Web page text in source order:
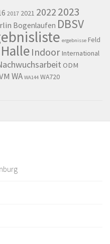
2017 2021 20222023
Bogenlaufen DBSV
ergebnisse Feld
Halle Indoor International
ODM
WA WA144 WA720